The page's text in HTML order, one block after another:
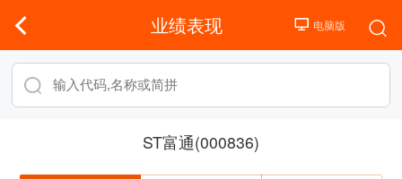
业绩表现
ST富通(000836)